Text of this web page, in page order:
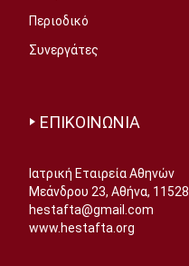
Περιοδικό
Συνεργάτες
ΕΠΙΚΟΙΝΩΝΙΑ
Ιατρική Εταιρεία Αθηνών
Μεάνδρου 23, Αθήνα, 11528
hestafta@gmail.com
www.hestafta.org